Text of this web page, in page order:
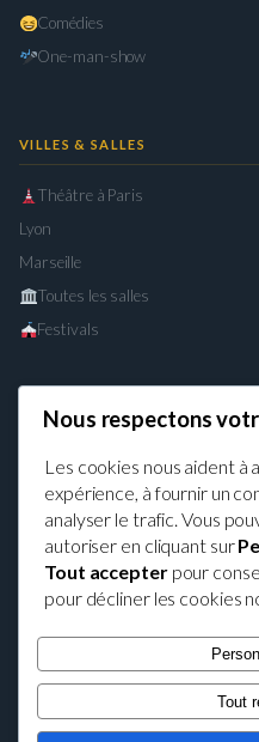
Comédies
One-man-show
VILLES & SALLES
Théâtre à Paris
Lyon
Marseille
Toutes les salles
Festivals
LÉGAL
Mentions légales
Confidentialité
Cookies
Contact
Nous respectons
Les cookies nous aident à
expérience, à fournir un
analyser le trafic. Vous
autoriser en cliquant sur
Tout accepterpour
pour décliner les cookies
Tout